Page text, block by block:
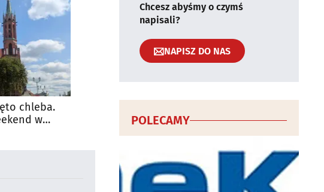
chleba.
w
Chcesz abyśmy o czymś
napisali?
NAPISZ DO NAS
POLECAMY